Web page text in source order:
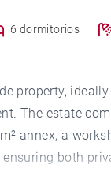
6 dormitorios
property,
The estate
annex, a
both